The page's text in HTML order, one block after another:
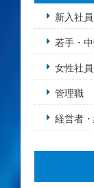
新入社員
若手・
女性社員
管理職
経営者